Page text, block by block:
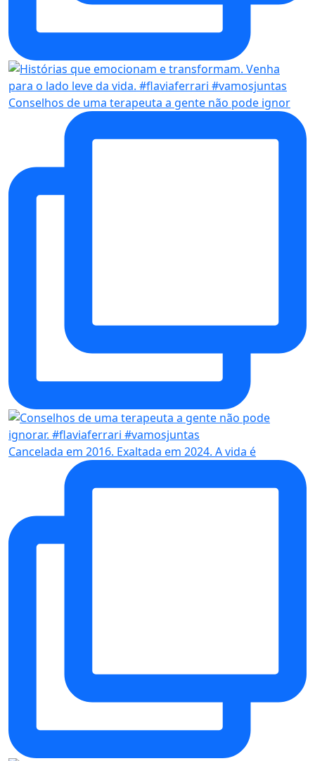
Conselhos de uma terapeuta a gente não pode ignor
Cancelada em 2016. Exaltada em 2024. A vida é